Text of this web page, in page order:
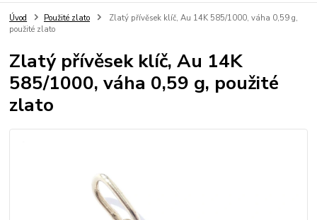
Úvod Použité zlato
Zlatý přívěsek klíč, Au 14K 585/1000, váha 0,59 g,
použité zlato
Zlatý přívěsek klíč, Au 14K
585/1000, váha 0,59 g, použité
zlato